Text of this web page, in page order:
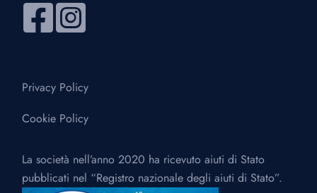
Privacy Policy
Cookie Policy
La società nell’anno 2020 ha ricevuto aiuti di Stato
pubblicati nel “Registro nazionale degli aiuti di Stato”.